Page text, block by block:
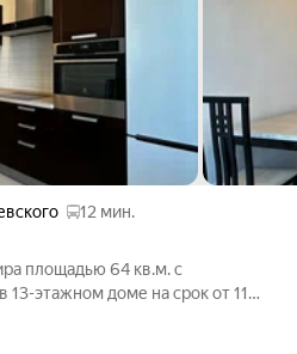
12 мин.
площадью 64 кв.м. с
этажном доме на срок от 11